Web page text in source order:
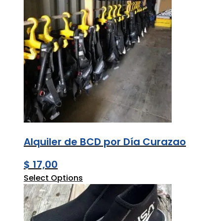
Alquiler de BCD por Día Curazao
$ 17,00
Select Options